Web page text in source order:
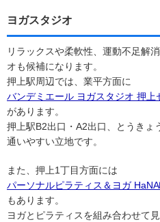
ヨガスタジオ
リラックスや柔軟性、運動不足解
オも候補になります。
押上駅周辺では、業平方面に
バンデミエール ヨガスタジオ 押上
があります。
押上駅B2出口・A2出口、とうきょ
通いやすい立地です。
また、押上1丁目方面には
パーソナルピラティス＆ヨガ HaNA
もあります。
ヨガとピラティスを組み合わせて